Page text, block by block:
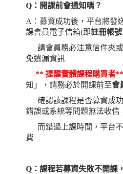
Q：開課前會通知嗎？
A：募資成功後，平台將發
課會員電子信箱(即註冊帳號
請會員務必注意信件夾或
免遺漏資訊
** 提醒實體課程購買者**
知」，請務必於開課前至會
確認該課程是否募資成功
錯誤或系統等問題無法收信
而錯過上課時間，平台不
費
Q：課程若募資失敗不開課